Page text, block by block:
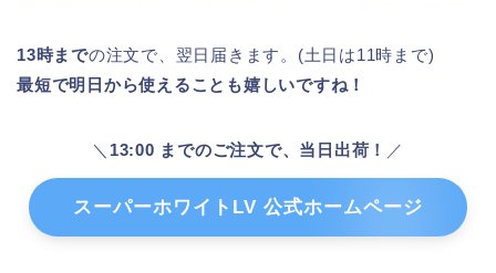
13時までの注文で、翌日届きます。(土日は11時まで)
最短で明日から使えることも嬉しいですね！
＼ 13:00 までのご注文で、当日出荷！ ／
スーパーホワイトLV 公式ホームページ